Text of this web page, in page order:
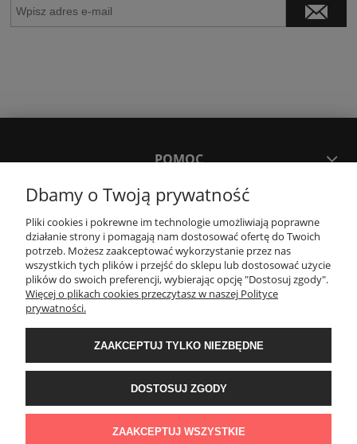
POMOC
MOJE KONTO
PŁATNOŚCI I DOSTAWA
KONTAKT
Wyposażenie łazienek Łazienki.eco | Pawła 23, 41-708 Ruda Śląska | E-mail:
sklep@lazienki.eco | Tel.: 600 012 164 lub 600 012 159 | TGS Przemysław
Stoń | NIP: 6312213594 | REGON: 276403698
Dbamy o Twoją prywatność
Pliki cookies i pokrewne im technologie umożliwiają poprawne
działanie strony i pomagają nam dostosować ofertę do Twoich
potrzeb. Możesz zaakceptować wykorzystanie przez nas
wszystkich tych plików i przejść do sklepu lub dostosować użycie
plików do swoich preferencji, wybierając opcję "Dostosuj zgody".
Więcej o plikach cookies przeczytasz w naszej Polityce
prywatności.
ZAAKCEPTUJ TYLKO NIEZBĘDNE
DOSTOSUJ ZGODY
ZAAKCEPTUJ WSZYSTKIE